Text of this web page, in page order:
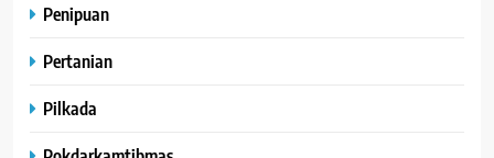
Penipuan
Pertanian
Pilkada